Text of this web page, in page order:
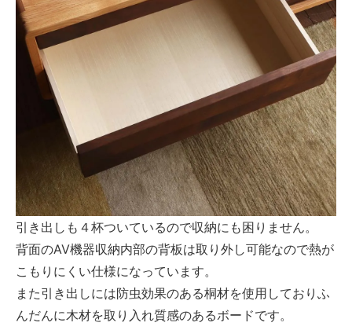
引き出しも４杯ついているので収納にも困りません。
背面のAV機器収納内部の背板は取り外し可能なので熱が
こもりにくい仕様になっています。
また引き出しには防虫効果のある桐材を使用しておりふ
んだんに木材を取り入れ質感のあるボードです。